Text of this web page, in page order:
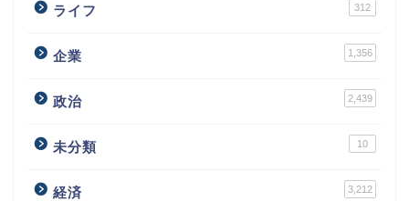
ライフ 312
企業 1,356
政治 2,439
未分類 10
経済 3,212